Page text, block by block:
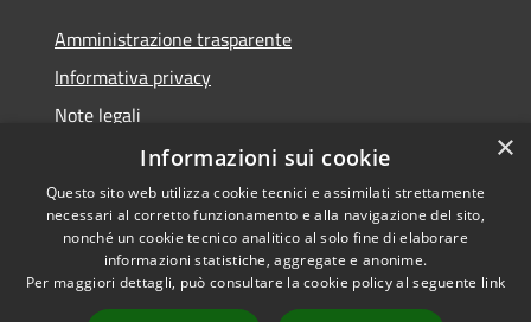
Amministrazione trasparente
Informativa privacy
Note legali
Dichiarazione di accessibilità
RSS
Accessibilità
Copyright © 2026 • Comune di
Farindola • Powered by
×
Informazioni sui cookie
Questo sito web utilizza cookie tecnici e assimilati strettamente
necessari al corretto funzionamento e alla navigazione del sito,
nonché un cookie tecnico analitico al solo fine di elaborare
informazioni statistiche, aggregate e anonime.
Per maggiori dettagli, può consultare la cookie policy al seguente link